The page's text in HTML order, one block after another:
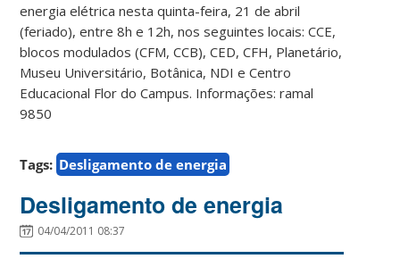
energia elétrica nesta quinta-feira, 21 de abril
(feriado), entre 8h e 12h, nos seguintes locais: CCE,
blocos modulados (CFM, CCB), CED, CFH, Planetário,
Museu Universitário, Botânica, NDI e Centro
Educacional Flor do Campus. Informações: ramal
9850
Tags: Desligamento de energia
Desligamento de energia
04/04/2011 08:37